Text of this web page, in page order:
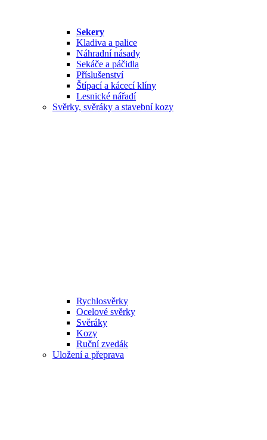
Sekery
Kladiva a palice
Náhradní násady
Sekáče a páčidla
Příslušenství
Štípací a kácecí klíny
Lesnické nářadí
Svěrky, svěráky a stavební kozy
Rychlosvěrky
Ocelové svěrky
Svěráky
Kozy
Ruční zvedák
Uložení a přeprava